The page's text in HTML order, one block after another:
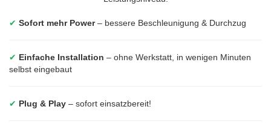
✔ Sofort mehr Power– bessere Beschleunigung & Durchzug
✔ Einfache Installation – ohne Werkstatt, in wenigen Minuten
selbst eingebaut
✔ Plug & Play – sofort einsatzbereit!